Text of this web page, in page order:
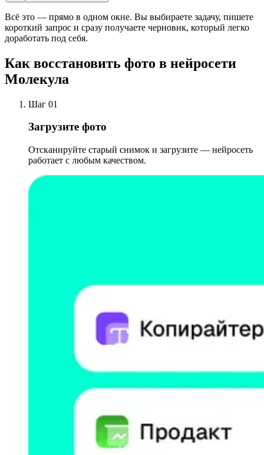
Всё это — прямо в одном окне. Вы выбираете задачу, пишете
короткий запрос и сразу получаете черновик, который легко
доработать под себя.
Как восстановить фото в нейросети
Молекула
Шаг 01
Загрузите фото
Отсканируйте старый снимок и загрузите — нейросеть
работает с любым качеством.